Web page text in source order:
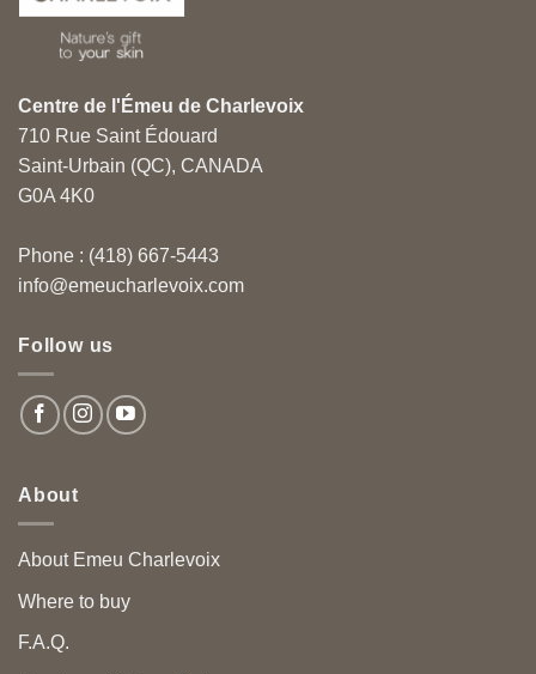
Centre de l'Émeu de Charlevoix
710 Rue Saint Édouard
Saint-Urbain (QC), CANADA
G0A 4K0
Phone : (418) 667-5443
info@emeucharlevoix.com
Follow us
About
About Emeu Charlevoix
Where to buy
F.A.Q.